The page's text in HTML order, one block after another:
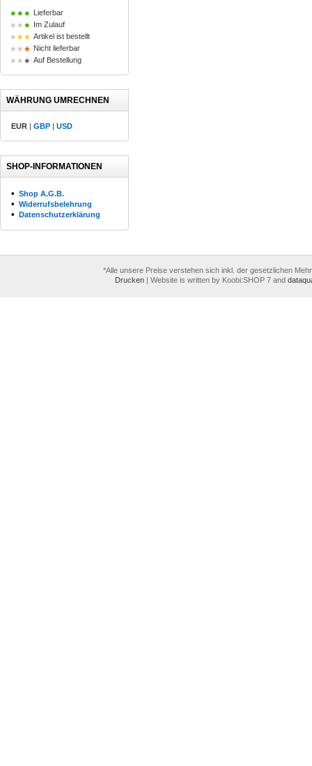
Lieferbar
Im Zulauf
Artikel ist bestellt
Nicht lieferbar
Auf Bestellung
WÄHRUNG UMRECHNEN
EUR | GBP | USD
SHOP-INFORMATIONEN
• Shop A.G.B.
• Widerrufsbelehrung
• Datenschutzerklärung
*Alle unsere Preise verstehen sich inkl. der gesetzlichen
Drucken | Website is written by Koobi:SHOP 7 and